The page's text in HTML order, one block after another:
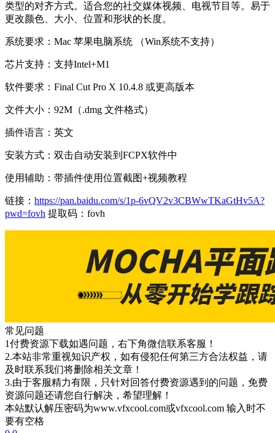
类型的对齐方式。适合您的社交媒体视频、电视节目等。易于
更改颜色、大小、位置和形状的长度。
系统要求：Mac 苹果电脑系统 （Win系统不支持）
芯片支持：支持Intel+M1
软件要求：Final Cut Pro X 10.4.8 或更高版本
文件大小：92M（.dmg 文件格式）
插件语言：英文
安装方式：双击自动安装到FCPX软件中
使用辅助：带插件使用位置截图+视频教程
链接： https://pan.baidu.com/s/1p-6vQV2v3CBWwTKaGtHv5A?
pwd=fovh 提取码：fovh
常见问题
1付费资源下载如遇问题，右下角微信联系客服！
2.本站非常重视知识产权，如有侵犯任何第三方合法权益，请
及时联系我们将删除相关文章！
3.由于客服精力有限，只针对回答付费资源遇到的问题，免费
资源问题还请您自行解决，希望理解！
本站默认解压密码为www.vfxcool.com或vfxcool.com 输入时不
要有空格